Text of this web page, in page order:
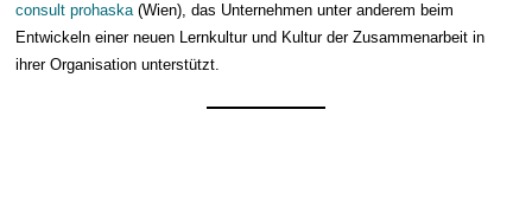
consult prohaska(Wien), das Unternehmen unter anderem beim
Entwickeln einer neuen Lernkultur und Kultur der Zusammenarbeit in
ihrer Organisation unterstützt.